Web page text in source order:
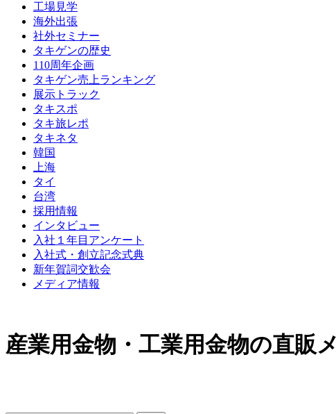
工場見学
海外出張
社外セミナー
タキゲンの歴史
110周年企画
タキゲン売上ランキング
展示トラック
タキスポ
タキ旅レポ
タキネタ
韓国
上海
タイ
台湾
採用情報
インタビュー
入社１年目アンケート
入社式・創立記念式典
新年賀詞交歓会
メディア情報
産業用金物・工業用金物の直販